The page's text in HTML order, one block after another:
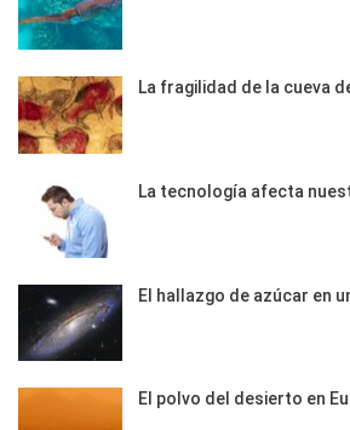
La fragilidad de la cueva
La tecnología afecta
El hallazgo de azúcar en
El polvo del desierto en